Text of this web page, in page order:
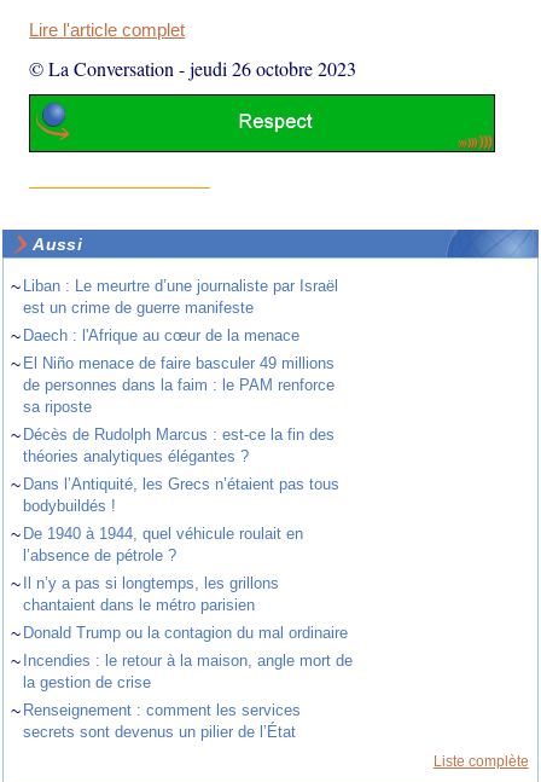
Lire l'article complet
© La Conversation -jeudi 26 octobre 2023
Aussi
~ Liban : Le meurtre d’une journaliste par Israël
est un crime de guerre manifeste
~ Daech : l'Afrique au cœur de la menace
~ El Niño menace de faire basculer 49 millions
de personnes dans la faim : le PAM renforce
sa riposte
~ Décès de Rudolph Marcus : est-ce la fin des
théories analytiques élégantes ?
~ Dans l’Antiquité, les Grecs n’étaient pas tous
bodybuildés !
~ De 1940 à 1944, quel véhicule roulait en
l’absence de pétrole ?
~ Il n’y a pas si longtemps, les grillons
chantaient dans le métro parisien
~ Donald Trump ou la contagion du mal ordinaire
~ Incendies : le retour à la maison, angle mort de
la gestion de crise
~ Renseignement : comment les services
secrets sont devenus un pilier de l’État
Liste complète